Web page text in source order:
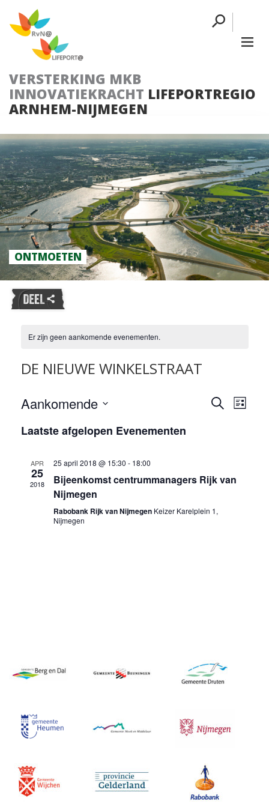
VERSTERKING MKB
INNOVATIEKRACHT LIFEPORTREGIO
ARNHEM-NIJMEGEN
ONTMOETEN
Er zijn geen aankomende evenementen.
DE NIEUWE WINKELSTRAAT
Zoeken
Lijst
Aankomende
een
Laatste afgelopen Evenementen
APR
25
2018
25 april 2018 @ 15:30 - 18:00
Bijeenkomst centrummanagers Rijk van
Nijmegen
Rabobank Rijk van Nijmegen Keizer Karelplein 1,
Nijmegen